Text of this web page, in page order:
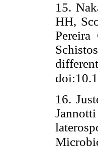
15.
HH,
16.